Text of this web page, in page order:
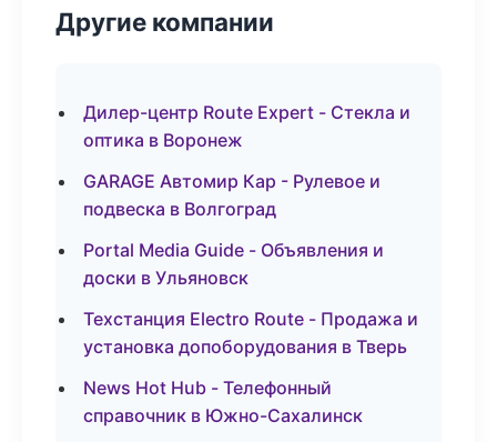
Другие компании
Дилер-центр Route Expert - Стекла и
оптика в Воронеж
GARAGE Автомир Кар - Рулевое и
подвеска в Волгоград
Portal Media Guide - Объявления и
доски в Ульяновск
Техстанция Electro Route - Продажа и
установка допоборудования в Тверь
News Hot Hub - Телефонный
справочник в Южно-Сахалинск